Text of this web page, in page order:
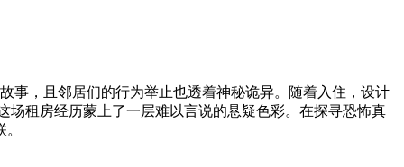
，且邻居们的行为举止也透着神秘诡异。随着入住，设计
租房经历蒙上了一层难以言说的悬疑色彩。在探寻恐怖真